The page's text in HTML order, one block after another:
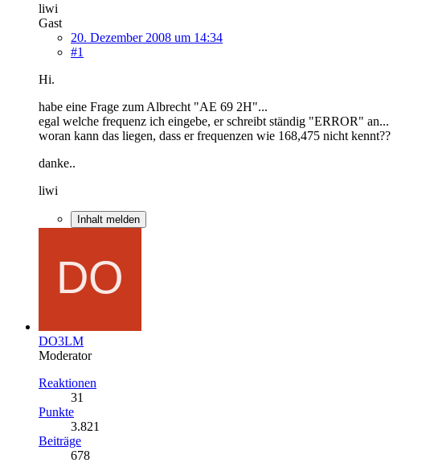
liwi
Gast
20. Dezember 2008 um 14:34
#1
Hi.
habe eine Frage zum Albrecht "AE 69 2H"...
egal welche frequenz ich eingebe, er schreibt ständig "ERROR" an...
woran kann das liegen, dass er frequenzen wie 168,475 nicht kennt??
danke..
liwi
Inhalt melden
DO3LM
Moderator
Reaktionen
31
Punkte
3.821
Beiträge
678